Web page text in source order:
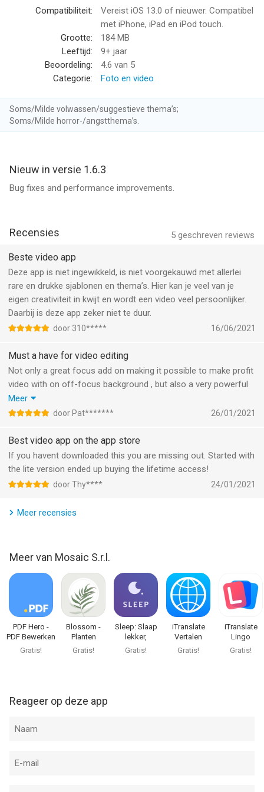
different bokeh spot effects
- Multi-layer feature for fitting at least 4 different videos on a
single screen.
- Adjustment layer for each option.
- Speed ramping and video reverse capability for creating
custom-made videos.
feather for the green/blue screen video.
- Video stabilizer can remove the shaking issue for all existing
- Standalone audio editor for managing music and sounds.
- Video export feature; for exporting videos as screenshot,
animated GIF, or 4K&60fps.
with LiDAR.
Focos Live is an App that should be on everyone's iPhone and
iPad.
--
Focos Live van Mosaic S.r.l. is een app voor iPhone, iPad en
voor gebruikers met leeftijden vanaf
Informatie voor Focos Liveis het laatst vergeleken op 8 Aug
om 13:15.
Compatibiliteit:
Vereist iOS 13.0 of nieuwer. Compatibel
met iPhone, iPad en iPod touch.
Grootte:
184 MB
Leeftijd:
9+ jaar
Beoordeling:
4.6 van 5
Categorie:
Foto en video
Soms/Milde volwassen/suggestieve thema’s;
Soms/Milde horror-/angstthema’s.
Nieuw in versie 1.6.3
Bug fixes and performance improvements.
5 geschreven reviews
Recensies
Beste video app
Deze app is niet ingewikkeld, is niet voorgekauwd met allerlei
rare en drukke sjablonen en thema’s. Hier kan je veel van je
eigen creativiteit in kwijt en wordt een video veel persoonlijker.
Daarbij is deze app zeker niet te duur.
door 310***** 16/06/2021
Must a have for video editing
Not only a great focus add on making it possible to make profit
video with on off-focus background , but also a very powerful
and easy to use video editor. Very well designed for beginners
AND pro! Very big advance to the iOS standard videoedditing
Hoping nice extra updates are coming our way!
Meer
door Pat******* 26/01/2021
Best video app on the app store
If you havent downloaded this you are missing out. Started with
the lite version ended up buying the lifetime access!
door Thy**** 24/01/2021
Meer recensies
Meer van Mosaic S.r.l.
PDF Hero -
PDF Bewerken
Gratis!
Blossom -
Planten
herkennen
Gratis!
Sleep: Slaap
lekker,
meditatie
Gratis!
iTranslate
Vertalen
Gratis!
iTranslate
Lingo
Gratis!
Reageer op deze app